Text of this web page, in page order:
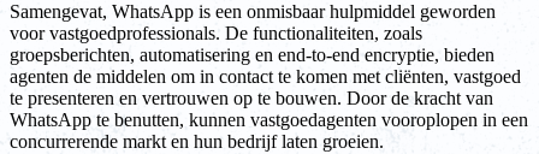
Samengevat, WhatsApp is een onmisbaar hulpmiddel geworden
voor vastgoedprofessionals. De functionaliteiten, zoals
groepsberichten, automatisering en end-to-end encryptie, bieden
agenten de middelen om in contact te komen met cliënten, vastgoed
te presenteren en vertrouwen op te bouwen. Door de kracht van
WhatsApp te benutten, kunnen vastgoedagenten vooroplopen in een
concurrerende markt en hun bedrijf laten groeien.